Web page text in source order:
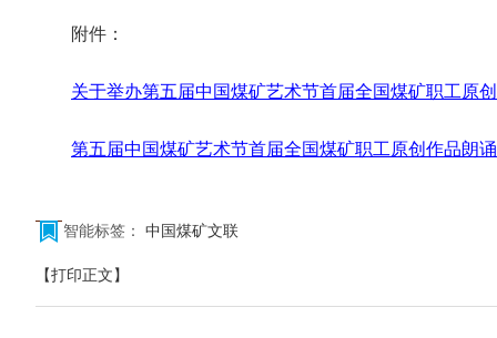
附件：
关于举办第五届中国煤矿艺术节首届全国煤矿职工原
第五届中国煤矿艺术节首届全国煤矿职工原创作品朗
智能标签： 中国煤矿文联
【打印正文】